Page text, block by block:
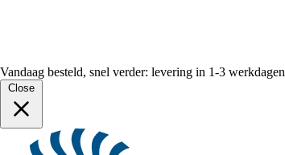
Vandaag besteld, snel verder: levering in 1-3 werkdagen
Close